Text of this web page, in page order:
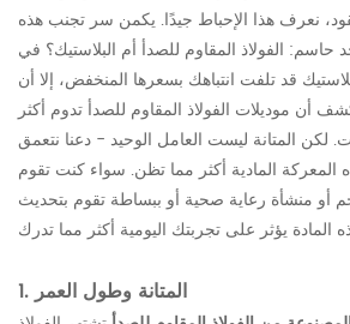
نعرف هذا الإحباط جيدًا. يكمن سر تجنب هذه
الفولاذ المقاوم للصدأ أم البلاستيك؟ في
قد تلفت انتباهك بسعرها المنخفض، إلا أن
تكشف أن موديلات الفولاذ المقاوم للصدأ تدوم أكثر
​​5-8 سنوات. لكن المتانة ليست العامل الوحيد - دعنا نتعمق
المادية أكثر مما تظن. سواء كنت تقوم
أو منشأة رعاية صحية أو ببساطة تقوم بتحديث
1. المتانة وطول العمر